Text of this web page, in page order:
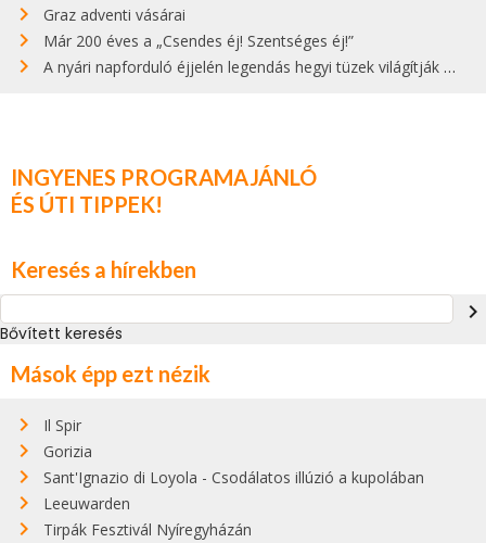
Graz adventi vásárai
Már 200 éves a „Csendes éj! Szentséges éj!”
A nyári napforduló éjjelén legendás hegyi tüzek világítják meg Zugspitzét
INGYENES PROGRAMAJÁNLÓ
ÉS ÚTI TIPPEK!
Keresés a hírekben
navigate_next
Bővített keresés
Mások épp ezt nézik
Il Spir
Gorizia
Sant'Ignazio di Loyola - Csodálatos illúzió a kupolában
Leeuwarden
Tirpák Fesztivál Nyíregyházán